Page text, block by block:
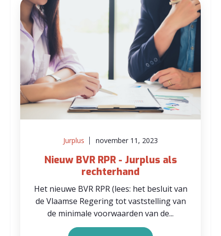
Jurplus november 11, 2023
Nieuw BVR RPR - Jurplus als
rechterhand
Het nieuwe BVR RPR (lees: het besluit van
de Vlaamse Regering tot vaststelling van
de minimale voorwaarden van de...